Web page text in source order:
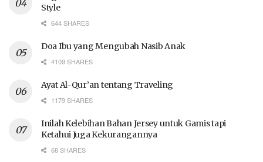
Style
644 SHARES
Doa Ibu yang Mengubah Nasib Anak
4109 SHARES
Ayat Al-Qur’an tentang Traveling
1179 SHARES
Inilah Kelebihan Bahan Jersey untuk Gamis tapi
Ketahui Juga Kekurangannya
68 SHARES